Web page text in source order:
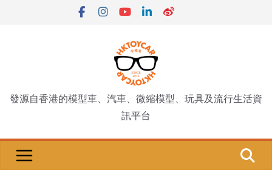
發源自香港的模型車、汽車、微縮模型、玩具及流行生活資
訊平台